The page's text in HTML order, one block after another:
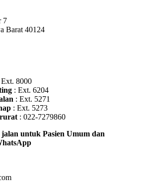
7
Barat 40124
Ext. 8000
: Ext. 6204
: Ext. 5271
: Ext. 5273
: 022-7279860
untuk Pasien Umum dan